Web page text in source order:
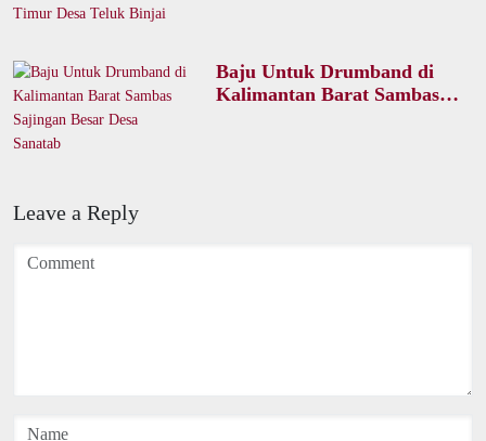
Baju Untuk Drumband di
Kalimantan Barat Sambas
Leave a Reply